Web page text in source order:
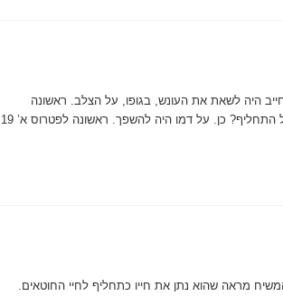
היה לשאת את העונש, בגופו, על הצלב. ראשונה
מראה שהוא נתן את חייו כתחליף לחיי החוטאים.